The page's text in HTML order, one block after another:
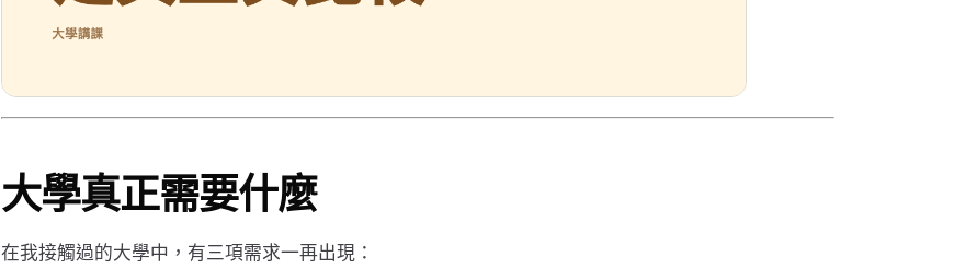
大學真正需要什麼
在我接觸過的大學中，有三項需求一再出現：